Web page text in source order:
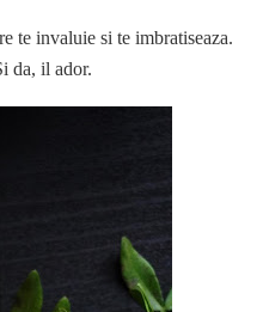
te invaluie si te imbratiseaza.
da, il ador.